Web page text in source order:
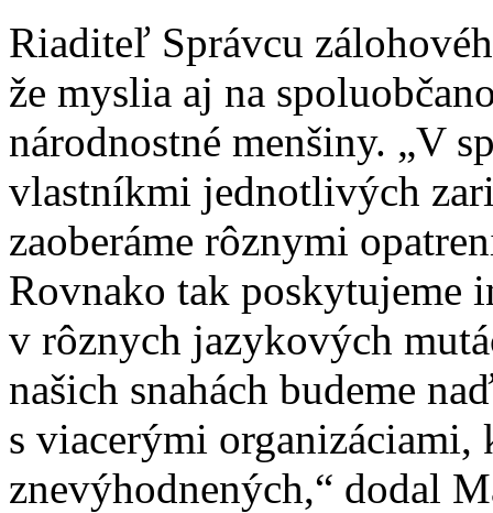
Riaditeľ Správcu
že myslia aj na
národnostné menšiny. „V
vlastníkmi jednotlivých
zaoberáme rôznymi
Rovnako tak poskytujeme
v rôznych jazykových
našich snahách budeme
s viacerými organizáciami,
znevýhodnených,“ dodal